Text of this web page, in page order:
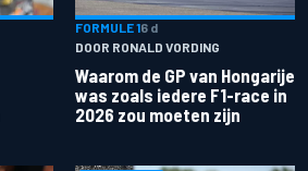
FORMULE 16 d
DOOR RONALD VORDING
Waarom de GP van Hongarije
was zoals iedere F1-race in
2026 zou moeten zijn